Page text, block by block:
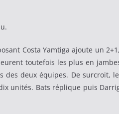
Costa Yamtiga ajoute un
toutefois les plus en
deux équipes. De surcroit,
unités. Bats réplique puis